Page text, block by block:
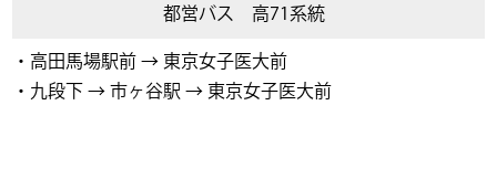
都営バス 高71系統
・高田馬場駅前 → 東京女子医大前
・九段下 → 市ヶ谷駅 → 東京女子医大前